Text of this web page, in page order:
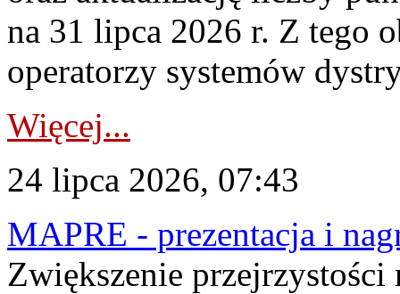
na 31 lipca 2026 r. Z tego
operatorzy systemów
Więcej...
24 lipca 2026, 07:43
MAPRE - prezentacja i
Zwiększenie